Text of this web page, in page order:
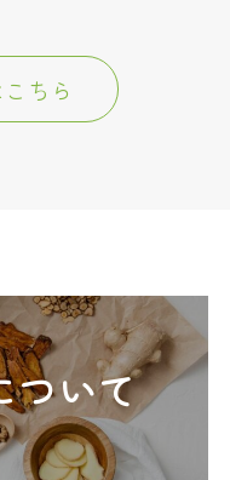
ちら
ついて